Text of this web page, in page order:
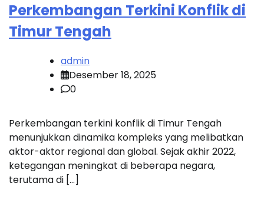
Perkembangan Terkini Konflik di
Timur Tengah
admin
Desember 18, 2025
0
Perkembangan terkini konflik di Timur Tengah
menunjukkan dinamika kompleks yang melibatkan
aktor-aktor regional dan global. Sejak akhir 2022,
ketegangan meningkat di beberapa negara,
terutama di […]